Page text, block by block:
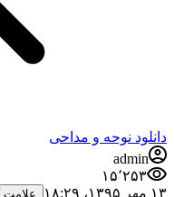
دانلود نوحه و مداحی
admin
۱۵٬۲۵۳
۱۳ مهر ۱۳۹۵،‏ ۱۸:۲۹
علامت